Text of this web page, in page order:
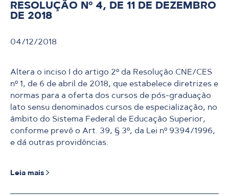
RESOLUÇÃO Nº 4, DE 11 DE DEZEMBRO
DE 2018
04/12/2018
Altera o inciso I do artigo 2º da Resolução CNE/CES
nº 1, de 6 de abril de 2018, que estabelece diretrizes e
normas para a oferta dos cursos de pós-graduação
lato sensu denominados cursos de especialização, no
âmbito do Sistema Federal de Educação Superior,
conforme prevê o Art. 39, § 3º, da Lei nº 9394/1996,
e dá outras providências.
Leia mais